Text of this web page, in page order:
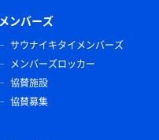
メンバーズ
サウナイキタイメンバーズ
メンバーズロッカー
協賛施設
協賛募集